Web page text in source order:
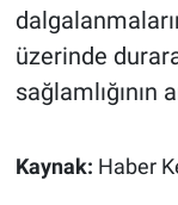
üzerinde
sağlamlığının
Kaynak: Haber